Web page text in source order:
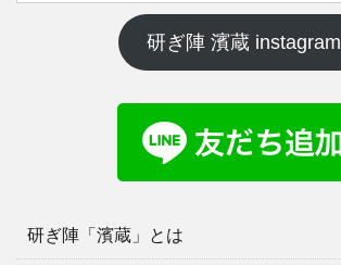
研ぎ陣 濱蔵 instagram
研ぎ陣「濱蔵」とは